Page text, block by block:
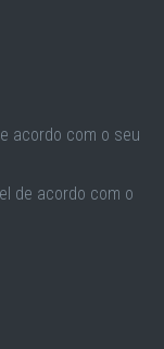
acordo com o seu
de acordo com o